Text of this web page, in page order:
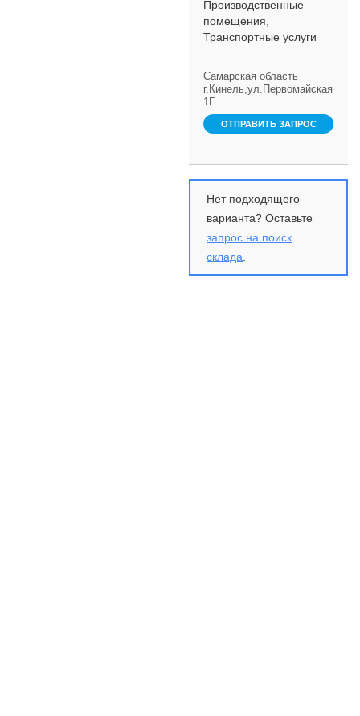
Производственные
помещения,
Транспортные услуги
Самарская область
г.Кинель,ул.Первомайская
1Г
ОТПРАВИТЬ ЗАПРОС
Нет подходящего
варианта? Оставьте
запрос на поиск
склада.